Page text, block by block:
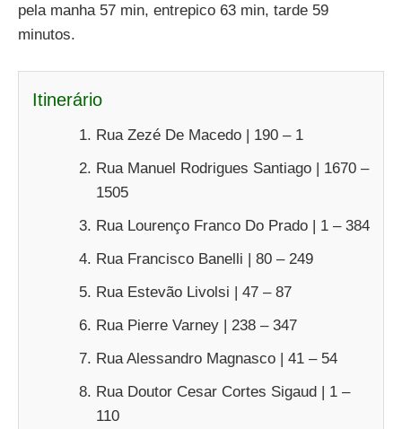
pela manha 57 min, entrepico 63 min, tarde 59
minutos.
Itinerário
Rua Zezé De Macedo | 190 – 1
Rua Manuel Rodrigues Santiago | 1670 –
1505
Rua Lourenço Franco Do Prado | 1 – 384
Rua Francisco Banelli | 80 – 249
Rua Estevão Livolsi | 47 – 87
Rua Pierre Varney | 238 – 347
Rua Alessandro Magnasco | 41 – 54
Rua Doutor Cesar Cortes Sigaud | 1 –
110